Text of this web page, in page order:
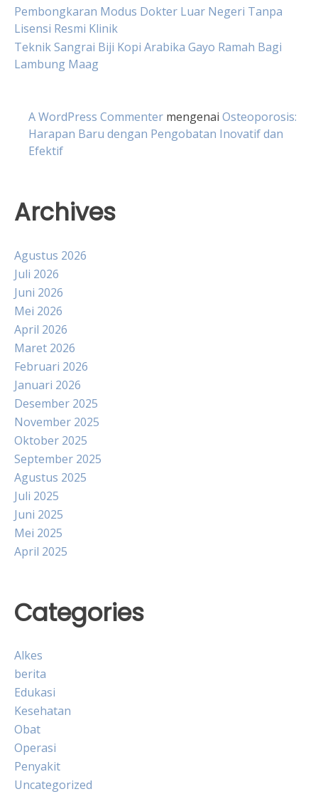
Pembongkaran Modus Dokter Luar Negeri Tanpa
Lisensi Resmi Klinik
Teknik Sangrai Biji Kopi Arabika Gayo Ramah Bagi
Lambung Maag
A WordPress Commenter mengenai Osteoporosis:
Harapan Baru dengan Pengobatan Inovatif dan
Efektif
Archives
Agustus 2026
Juli 2026
Juni 2026
Mei 2026
April 2026
Maret 2026
Februari 2026
Januari 2026
Desember 2025
November 2025
Oktober 2025
September 2025
Agustus 2025
Juli 2025
Juni 2025
Mei 2025
April 2025
Categories
Alkes
berita
Edukasi
Kesehatan
Obat
Operasi
Penyakit
Uncategorized